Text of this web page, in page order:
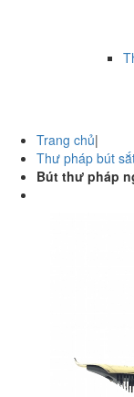
Trang chủ|
Thư pháp bút
Bút thư pháp